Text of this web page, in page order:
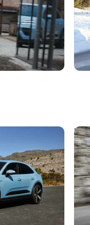
стал более
10